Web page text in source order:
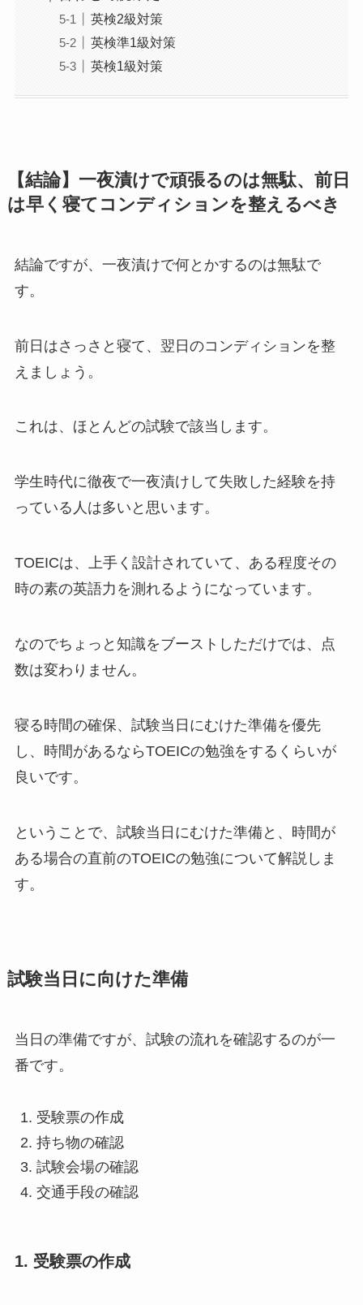
英検2級対策
英検準1級対策
英検1級対策
【結論】一夜漬けで頑張るのは無駄、前日
は早く寝てコンディションを整えるべき
結論ですが、一夜漬けで何とかするのは無駄で
す。
前日はさっさと寝て、翌日のコンディションを整
えましょう。
これは、ほとんどの試験で該当します。
学生時代に徹夜で一夜漬けして失敗した経験を持
っている人は多いと思います。
TOEICは、上手く設計されていて、ある程度その
時の素の英語力を測れるようになっています。
なのでちょっと知識をブーストしただけでは、点
数は変わりません。
寝る時間の確保、試験当日にむけた準備を優先
し、時間があるならTOEICの勉強をするくらいが
良いです。
ということで、試験当日にむけた準備と、時間が
ある場合の直前のTOEICの勉強について解説しま
す。
試験当日に向けた準備
当日の準備ですが、試験の流れを確認するのが一
番です。
受験票の作成
持ち物の確認
試験会場の確認
交通手段の確認
1. 受験票の作成